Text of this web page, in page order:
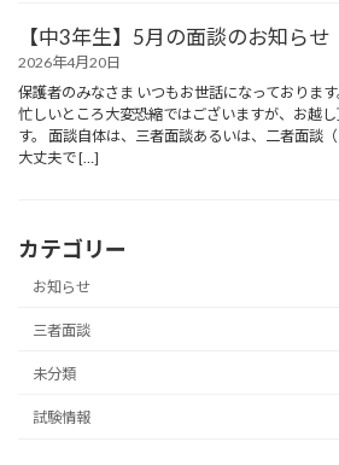
【中3年生】5月の面談のお知らせ
2026年4月20日
保護者のみなさま いつもお世話になっておりま
忙しいところ大変恐縮ではございますが、お越
す。 面談自体は、三者面談あるいは、二者面談
大丈夫で […]
カテゴリー
お知らせ
三者面談
未分類
試験情報